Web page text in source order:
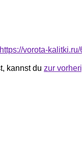
https://vorota-
kannst du zur